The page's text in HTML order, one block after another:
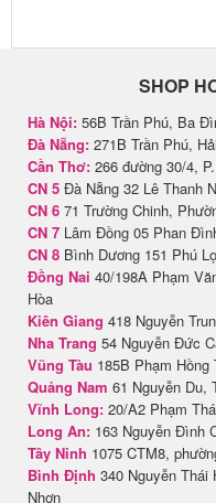
SHOP
Hà Nội: 56B Trần Phú, Ba
Đà Nẵng: 271B Trần Phú,
Cần Thơ: 266 đường 30/4,
CN 5 Đà Nẵng 32 Lê Thanh
CN 6 71 Trường Chinh,
CN 7 Lâm Đồng 05 Phan
CN 8 Bình Dương 151 Phú
Đồng Nai 40/198A Phạm
Hòa
Kiên Giang 418 Nguyễn
Nha Trang 54 Nguyễn Đức
Vũng Tàu 185B Phạm
Quảng Nam 61 Nguyễn Du,
Vĩnh Long: 20/A2 Phạm
Long An: 163 Nguyễn Đình
Tây Ninh 1075 CTM8,
Bình Định 340 Nguyễn Thái
Nhơn